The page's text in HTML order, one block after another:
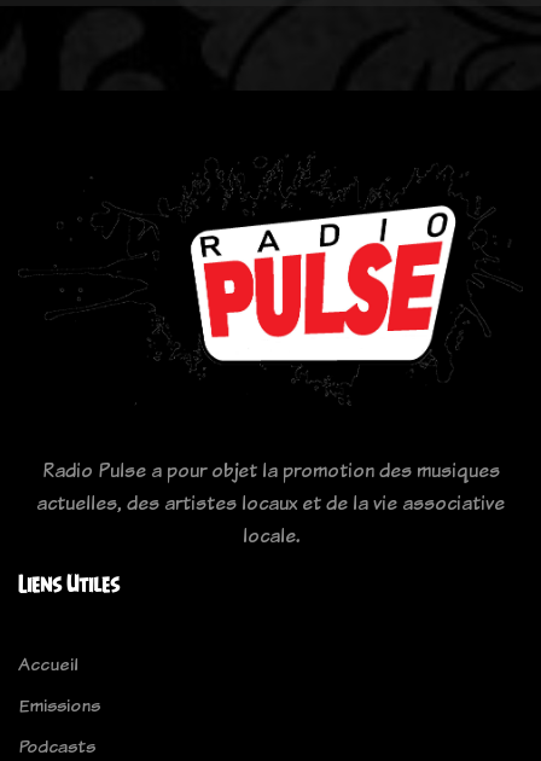
Radio Pulse a pour objet la promotion des musiques
actuelles, des artistes locaux et de la vie associative
locale.
Liens Utiles
Accueil
Emissions
Podcasts